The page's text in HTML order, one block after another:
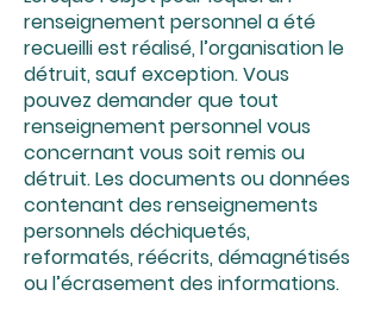
renseignement personnel a été
recueilli est réalisé, l’organisation le
détruit, sauf exception. Vous
pouvez demander que tout
renseignement personnel vous
concernant vous soit remis ou
détruit. Les documents ou données
contenant des renseignements
personnels déchiquetés,
reformatés, réécrits, démagnétisés
ou l’écrasement des informations.